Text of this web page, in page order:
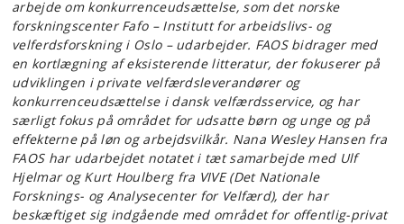
arbejde om konkurrenceudsættelse, som det norske
forskningscenter Fafo – Institutt for arbeidslivs- og
velferdsforskning i Oslo – udarbejder. FAOS bidrager med
en kortlægning af eksisterende litteratur, der fokuserer på
udviklingen i private velfærdsleverandører og
konkurrenceudsættelse i dansk velfærdsservice, og har
særligt fokus på området for udsatte børn og unge og på
effekterne på løn og arbejdsvilkår. Nana Wesley Hansen fra
FAOS har udarbejdet notatet i tæt samarbejde med Ulf
Hjelmar og Kurt Houlberg fra VIVE (Det Nationale
Forsknings- og Analysecenter for Velfærd), der har
beskæftiget sig indgående med området for offentlig-privat